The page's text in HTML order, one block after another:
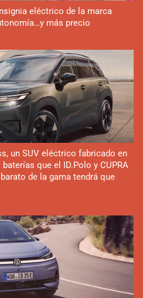
eléctrico de la marca
más precio
un SUV eléctrico fabricado en
que el ID.Polo y CUPRA
de la gama tendrá que